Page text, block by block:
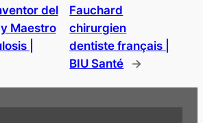
del
Maestro
|
Fauchard
chirurgien
dentiste français |
BIU Santé
→